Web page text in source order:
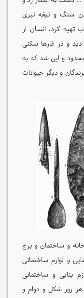
سنگ و تیغه تبری
کرد، انسان از
و در غارها سکنی
و این شد که به
و دیگر حیوانات
و ساختمان و برج
و لوازم ساختمانی
بنایی و ساختمانی
هر روز شکل و دوام و